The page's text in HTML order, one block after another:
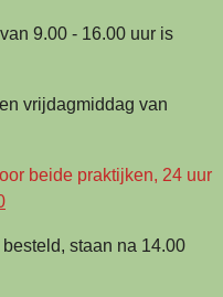
9.00 - 16.00 uur is
van
beide praktijken, 24 uur
staan na 14.00